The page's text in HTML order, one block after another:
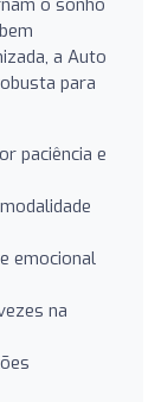
a Auto
para
paciência e
emocional
na